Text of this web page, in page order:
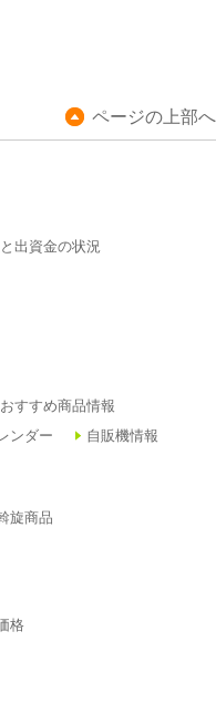
ページの上部へ
出資金の状況
おすすめ商品情報
ンダー 自販機情報
旋商品
格